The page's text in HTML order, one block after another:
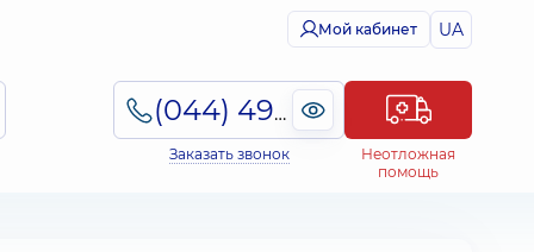
Мой кабинет UA
(044) 495-2-888
Заказать звонок
Неотложная
помощь